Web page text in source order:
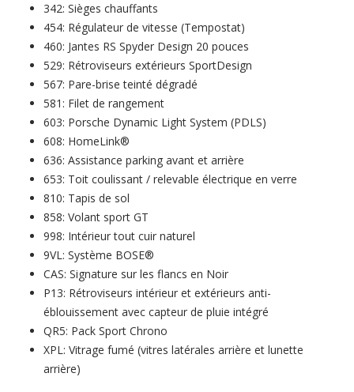
342: Sièges chauffants
454: Régulateur de vitesse (Tempostat)
460: Jantes RS Spyder Design 20 pouces
529: Rétroviseurs extérieurs SportDesign
567: Pare-brise teinté dégradé
581: Filet de rangement
603: Porsche Dynamic Light System (PDLS)
608: HomeLink®
636: Assistance parking avant et arrière
653: Toit coulissant / relevable électrique en verre
810: Tapis de sol
858: Volant sport GT
998: Intérieur tout cuir naturel
9VL: Système BOSE®
CAS: Signature sur les flancs en Noir
P13: Rétroviseurs intérieur et extérieurs anti-
éblouissement avec capteur de pluie intégré
QR5: Pack Sport Chrono
XPL: Vitrage fumé (vitres latérales arrière et lunette
arrière)